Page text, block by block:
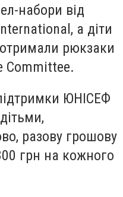
набори від
а діти
рюкзаки
Committee.
ЮНІСЕФ
разову грошову
грн на кожного